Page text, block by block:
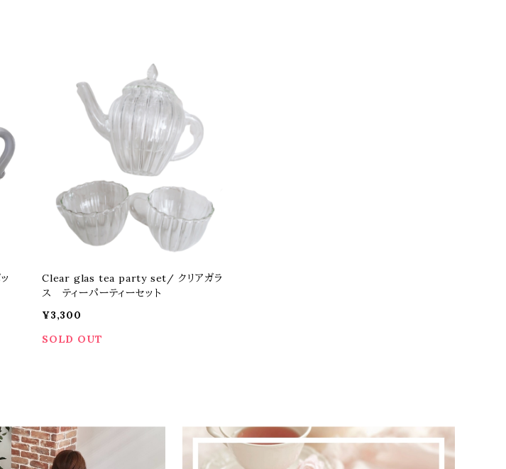
Clear glas tea party set/ クリアガラ
ス ティーパーティーセット
¥3,300
SOLD OUT